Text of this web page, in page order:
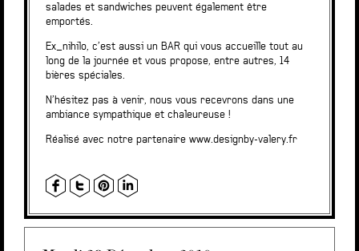
salades et sandwiches peuvent également être
emportés.
Ex_nihilo, c’est aussi un BAR qui vous accueille tout au
long de la journée et vous propose, entre autres, 14
bières spéciales.
N’hésitez pas à venir, nous vous recevrons dans une
ambiance sympathique et chaleureuse !
Réalisé avec notre partenaire www.designby-valery.fr